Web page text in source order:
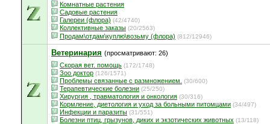
Комнатные растения
Садовые растения
Галереи (флора) (42/4740)
Коллективные заказы (20/2563)
Продам\отдам\куплю\возьму (флора) (812/12946)
Ветеринария (просматривают: 26)
Скорая вет. помощь (172/1748)
Зоо доктор (126/1571)
Проблемы связанные с размножением. (30/600)
Терапевтические болезни (25/250)
Хирургия , травматология и онкология (30/316)
Кормление, диетология и уход за больными питомцами (34/497)
Инфекции и паразиты (31/551)
Болезни птиц, грызунов, диких и экзотических животных (13/118)